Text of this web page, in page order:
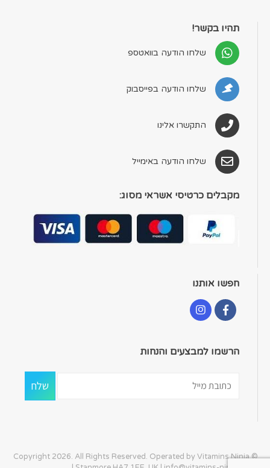
תהיו בקשר!
שלחו הודעה בוואטספ
שלחו הודעה בפייסבוק
התקשרו אלינו
שלחו הודעה באימייל
מקבלים כרטיסי אשראי מסוג:
חפשו אותנו
הרשמו למבצעים והנחות
© Copyright 2026. All Rights Reserved. Operated by Vitamins Ninja